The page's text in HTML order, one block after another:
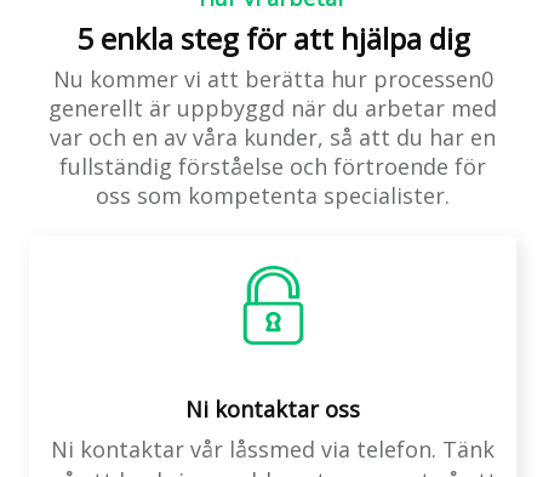
5 enkla steg för att hjälpa dig
Nu kommer vi att berätta hur processen0
generellt är uppbyggd när du arbetar med
var och en av våra kunder, så att du har en
fullständig förståelse och förtroende för
oss som kompetenta specialister.
Ni kontaktar oss
Ni kontaktar vår låssmed via telefon. Tänk